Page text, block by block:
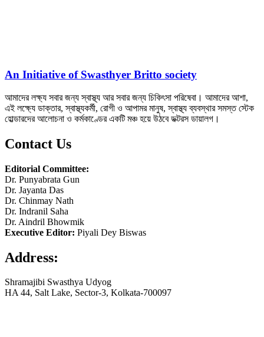
An Initiative of Swasthyer Britto society
আমাদের লক্ষ্য সবার জন্য স্বাস্থ্য আর সবার জন্য চিকিৎসা পরিষেবা। আমাদের আশা,
এই লক্ষ্যে ডাক্তার, স্বাস্থ্যকর্মী, রোগী ও আপামর মানুষ, স্বাস্থ্য ব্যবস্থার সমস্ত স্টেক
হোল্ডারদের আলোচনা ও কর্মকাণ্ডের একটি মঞ্চ হয়ে উঠবে ডক্টরস ডায়ালগ।
Contact Us
Editorial Committee:
Dr. Punyabrata Gun
Dr. Jayanta Das
Dr. Chinmay Nath
Dr. Indranil Saha
Dr. Aindril Bhowmik
Executive Editor: Piyali Dey Biswas
Address:
Shramajibi Swasthya Udyog
HA 44, Salt Lake, Sector-3, Kolkata-700097